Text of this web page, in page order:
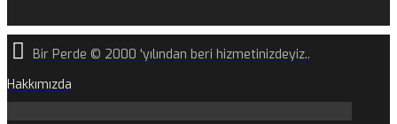
Bir Perde © 2000 'yılından beri hizmetinizdeyiz..
Hakkımızda